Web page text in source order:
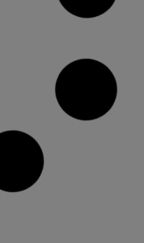
públiques les
per afrenar
presentar les
suposa un
l’equip de govern